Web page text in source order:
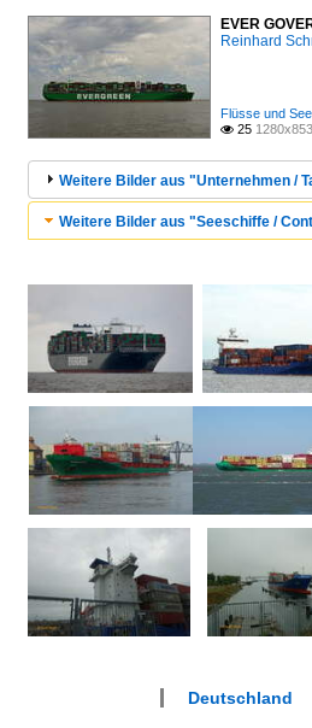
EVER
Reinhard
Flüsse und
 25
Weitere Bilder aus "Unternehmen /
Weitere Bilder aus "Seeschiffe /
Deutschland